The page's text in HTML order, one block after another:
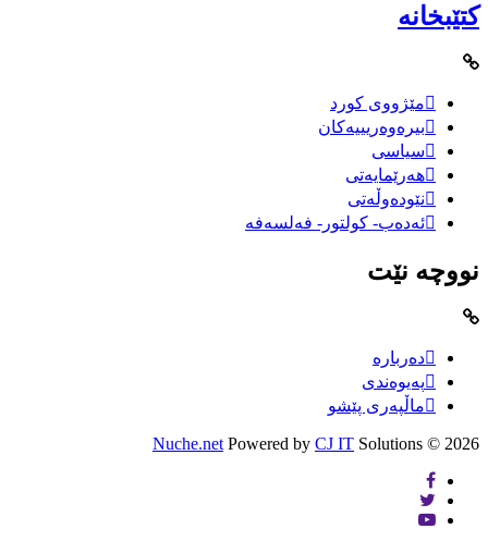
کتێبخانە
مێژووى کورد
بیرەوەریییەکان
سیاسى
هەرێمایەتی
نێودەوڵەتی
ئەدەب- کولتور- فەلسەفە
نووچە نێت
دەربارە
پەیوەندی
ماڵپەری پێشو
2026 ©
Nuche.net Powered by CJ IT Solutions